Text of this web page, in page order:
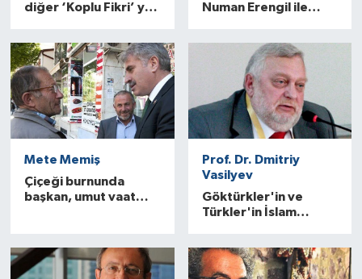
diğer ‘Koplu Fikri’ ya
Numan Erengil ile
Mete Memiş
Çiçeği burnunda
başkan, umut vaat
Prof. Dr. Dmitriy
Vasilyev
Göktürkler'in ve
Türkler'in İslam